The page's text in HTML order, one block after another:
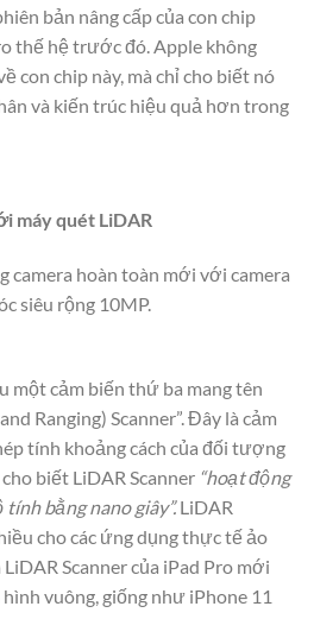
bản nâng cấp của con chip
thế hệ trước đó. Apple không
con chip này, mà chỉ cho biết nó
và kiến trúc hiệu quả hơn trong
máy quét LiDAR
camera hoàn toàn mới với camera
siêu rộng 10MP.
một cảm biến thứ ba mang tên
Ranging) Scanner”. Đây là cảm
tính khoảng cách của đối tượng
biết LiDAR Scanner “hoạt động
bằng nano giây”.LiDAR
cho các ứng dụng thực tế ảo
LiDAR Scanner của iPad Pro mới
vuông, giống như iPhone 11